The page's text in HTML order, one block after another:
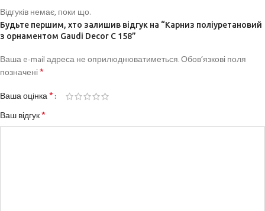
Відгуків немає, поки що.
Будьте першим, хто залишив відгук на “Карниз поліуретановий
з орнаментом Gaudi Decor C 158”
Ваша e-mail адреса не оприлюднюватиметься.Обов’язкові поля
позначені*
Ваша оцінка*
Ваш відгук*